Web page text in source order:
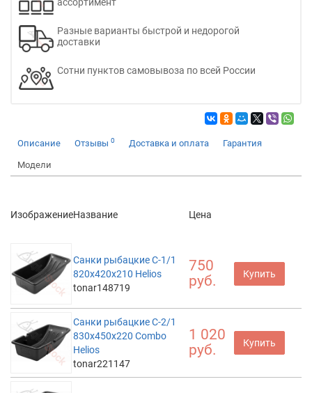
Разные варианты быстрой и недорогой
доставки
Сотни пунктов самовывоза по всей России
Описание Отзывы 0 Доставка и оплата Гарантия
Модели
ИзображениеНазвание Цена
Санки рыбацкие С-1/1
820x420x210 Helios
tonar148719
750
руб.
Купить
Санки рыбацкие С-2/1
830x450x220 Combo
Helios
tonar221147
1 020
руб.
Купить